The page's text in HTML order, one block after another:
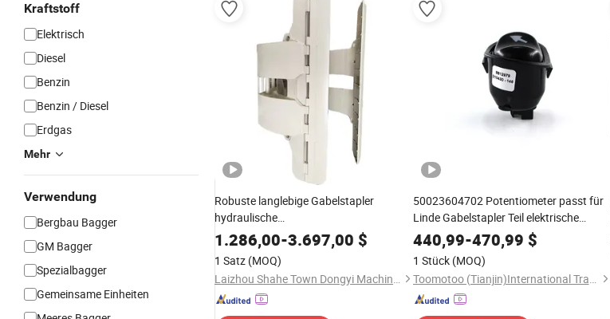
Kraftstoff
Elektrisch
Diesel
Benzin
Benzin / Diesel
Erdgas
Mehr
Verwendung
Bergbau Bagger
GM Bagger
Spezialbagger
Gemeinsame Einheiten
Robuste langlebige Gabelstapler
hydraulische
Papierrollenhalterungsklammer Geteilte
Teilebefestigung
1.286,00-3.697,00 $
1 Satz (MOQ)
Laizhou Shahe Town Dongyi Machinery Co., Ltd.
50023604702 Potentiometer passt für
Linde Gabelstapler Teil elektrische
Dieselgabelstapler
440,99-470,99 $
1 Stück (MOQ)
Toomotoo (Tianjin)International Trading Co., Ltd